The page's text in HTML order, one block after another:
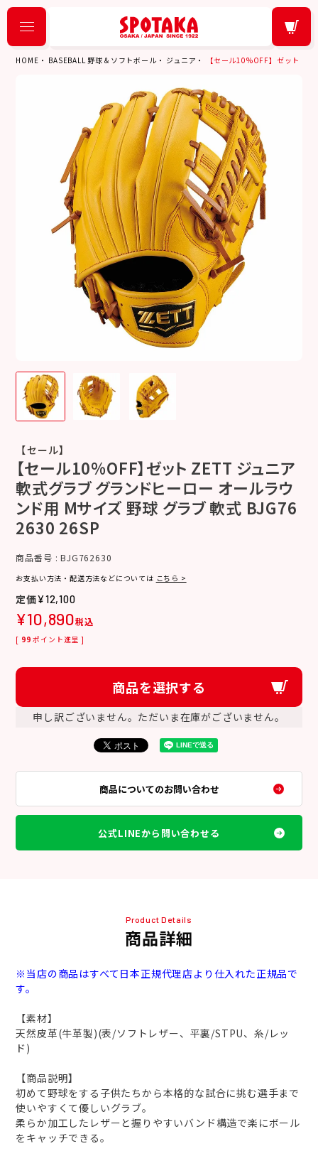
HOME BASEBALL 野球＆ソフトボール ジュニア 【セール10%OFF】ゼット
【セール】
【セール10%OFF】ゼット ZETT ジュニア
軟式グラブ グランドヒーロー オールラウ
ンド用 Mサイズ 野球 グラブ 軟式 BJG76
2630 26SP
商品番号 BJG762630
お支払い方法・配送方法などについては こちら >
¥12,100
¥10,890税込
[ 99 ポイント進呈 ]
商品を選択する
申し訳ございません。ただいま在庫がございません。
商品についてのお問い合わせ
公式LINEから問い合わせる
Product Details
商品詳細
※当店の商品はすべて日本正規代理店より仕入れた正規品で
す。
【素材】
天然皮革(牛革製)(表/ソフトレザー、平裏/STPU、糸/レッ
ド)
【商品説明】
初めて野球をする子供たちから本格的な試合に挑む選手まで
使いやすくて優しいグラブ。
柔らか加工したレザーと握りやすいバンド構造で楽にボール
をキャッチできる。